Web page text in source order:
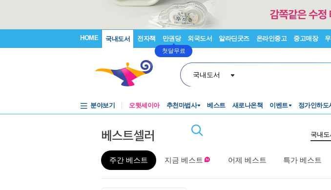
HOME 국내도서 전자책 만권당
첫달무료
외국도서 알라딘굿즈 온라인중고 중고매장
국내도서
분야보기 오뒷세이아 추천마법사 베스트 새로나온책 이벤트 정가인하도
베스트셀러 국내도
주간 베스트 지금 베스트 어제 베스트 특가 베스트